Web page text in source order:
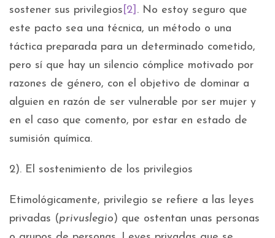
sostener sus privilegios [2] . No estoy seguro que
este pacto sea una técnica, un método o una
táctica preparada para un determinado cometido,
pero sí que hay un silencio cómplice motivado por
razones de género, con el objetivo de dominar a
alguien en razón de ser vulnerable por ser mujer y
en el caso que comento, por estar en estado de
sumisión química.
2). El sostenimiento de los privilegios
Etimológicamente, privilegio se refiere a las leyes
privadas (privuslegio) que ostentan unas personas